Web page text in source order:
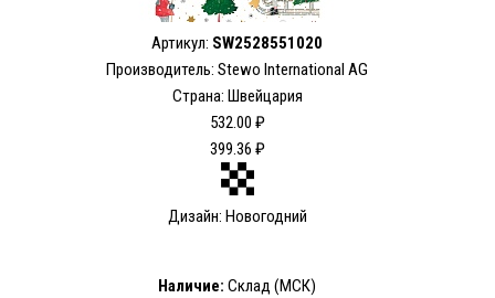
Артикул: SW2528551020
Производитель: Stewo International AG
Страна: Швейцария
532.00 ₽
399.36 ₽
Дизайн: Новогодний
Наличие: Склад (МСК)